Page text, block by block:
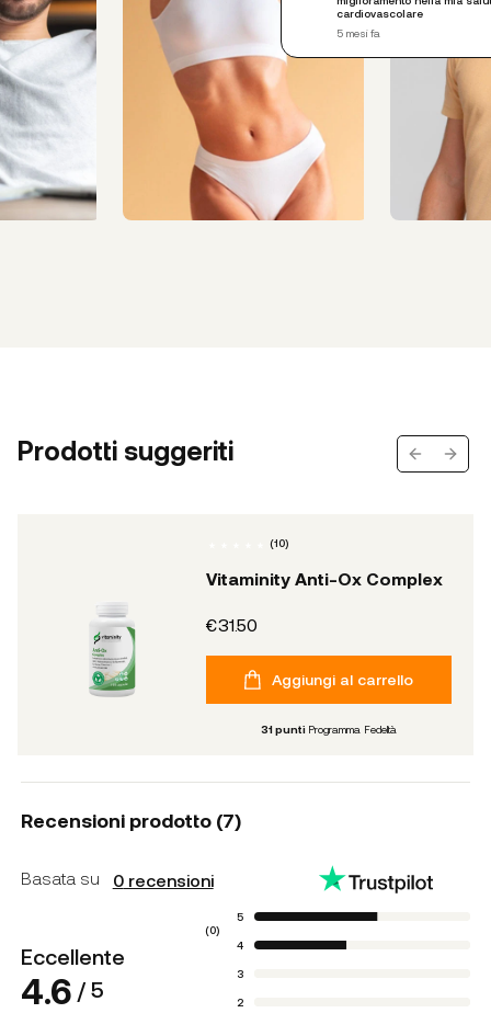
cardiovascolare
5 mesi fa
Prodotti suggeriti Previous
Next
(10)
Vitaminity Anti-Ox Complex
€31.50
Aggiungi al carrello
31punti Programma Fedeltà
Recensioni prodotto (7)
Basata su 0recensioni
(0)
Eccellente
4.6 / 5
5
4
3
2